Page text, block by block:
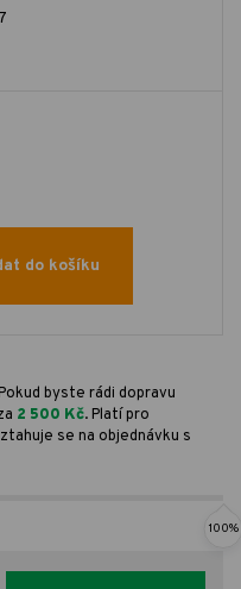
do košíku
byste rádi dopravu
2 500 Kč. Platí pro
se na objednávku s
100%